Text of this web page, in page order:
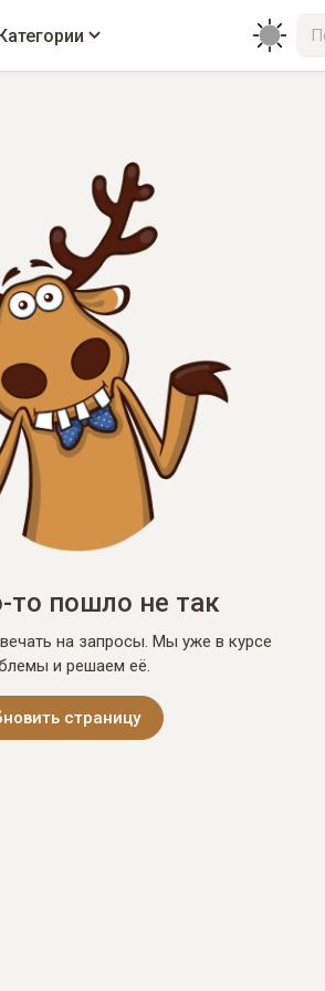
то пошло не так
на запросы. Мы уже в курсе
и решаем её.
страницу